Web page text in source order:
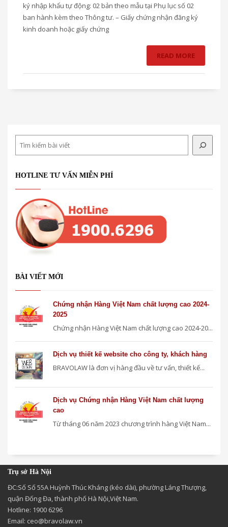
ký nhập khẩu tự động: 02 bản theo mẫu tại Phụ lục số 02
ban hành kèm theo Thông tư. – Giấy chứng nhận đăng ký
kinh doanh hoặc giấy chứng
READ MORE
HOTLINE TƯ VẤN MIỄN PHÍ
BÀI VIẾT MỚI
Chứng nhận Hàng Việt Nam chất lượng cao 2024-
2025
Chứng nhận Hàng Việt Nam chất lượng cao 2024-20...
Dịch vụ thiết kế website cho công ty, khách hàng
BRAVOLAW là đơn vị hàng đầu về tư vấn, thiết kế...
Dịch vụ Chứng nhận Hàng Việt Nam chất lượng
cao
Từ tháng 06 năm 2023 chương trình hàng Việt Nam...
Trụ sở Hà Nội
ĐC:Số Số 55A Huỳnh Thúc Kháng (kéo dài), phường Láng Thượng,
quận Đống Đa, thành phố Hà Nội,Việt Nam.
Hotline: 1900 6296
Email: ceo@bravolaw.vn